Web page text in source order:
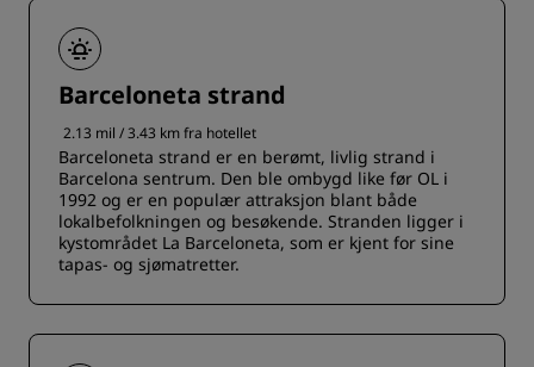
Barceloneta strand
2.13 mil / 3.43 km fra hotellet
Barceloneta strand er en berømt, livlig strand i
Barcelona sentrum. Den ble ombygd like før OL i
1992 og er en populær attraksjon blant både
lokalbefolkningen og besøkende. Stranden ligger i
kystområdet La Barceloneta, som er kjent for sine
tapas- og sjømatretter.